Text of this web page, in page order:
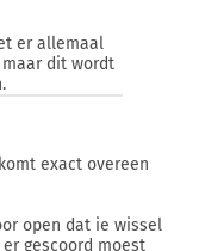
er allemaal
dit wordt
exact overeen
open dat ie wissel
gescoord moest